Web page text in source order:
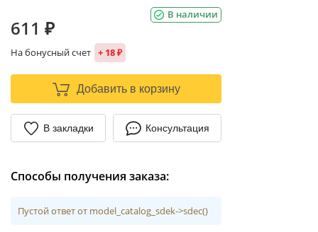
В наличии
611 ₽
На бонусный счет + 18 ₽
Добавить в корзину
В закладки Консультация
Способы получения заказа:
Пустой ответ от model_catalog_sdek->sdec()